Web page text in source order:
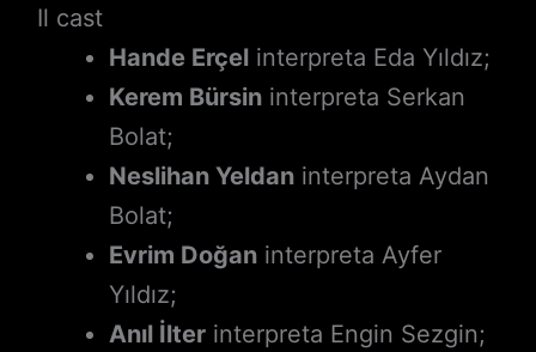
Il cast
Hande Erçel interpreta Eda Yıldız;
Kerem Bürsininterpreta Serkan
Bolat;
Neslihan Yeldaninterpreta Aydan
Bolat;
Evrim Doğaninterpreta Ayfer
Yıldız;
Anıl İlterinterpreta Engin Sezgin;